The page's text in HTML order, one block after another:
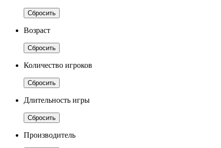
Сбросить
Возраст
Сбросить
Количество игроков
Сбросить
Длительность игры
Сбросить
Производитель